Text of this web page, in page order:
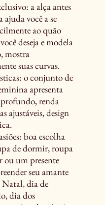
a alça antes
ajuda você a se
ao quão
deseja e modela
mostra
suas curvas.
o conjunto de
apresenta
renda
ajustáveis, design
boa escolha
de dormir, roupa
ou um presente
seu amante
dia de
dia dos